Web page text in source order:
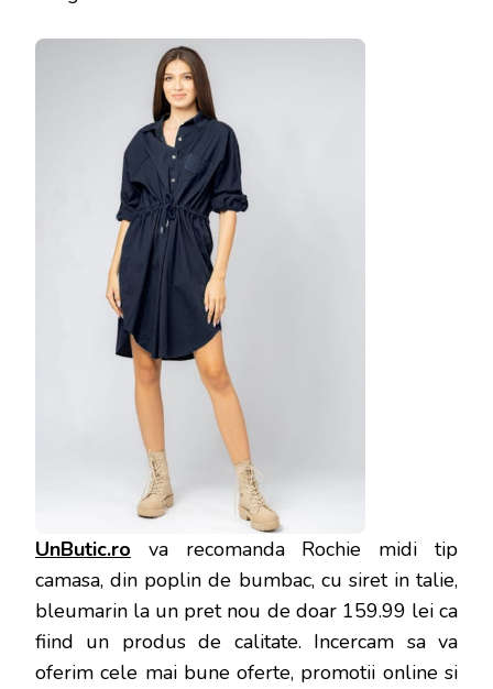
UnButic.ro va recomanda Rochie midi tip
camasa, din poplin de bumbac, cu siret in talie,
bleumarin la un pret nou de doar 159.99 lei ca
fiind un produs de calitate. Incercam sa va
oferim cele mai bune oferte, promotii online si